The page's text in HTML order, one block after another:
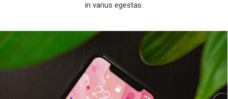
in varius egestas.